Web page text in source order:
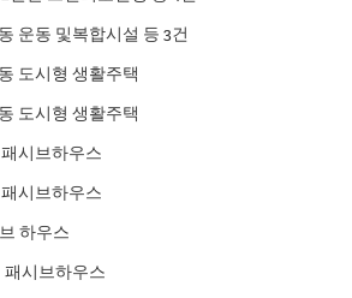
운동 및복합시설 등 3건
도시형 생활주택
도시형 생활주택
시브하우스
시브하우스
하우스
패시브하우스